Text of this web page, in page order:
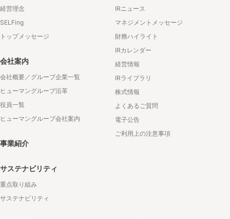
経営理念
SELFing
トップメッセージ
会社案内
会社概要／グループ企業一覧
ヒューマングループ沿革
役員一覧
ヒューマングループ会社案内
事業紹介
サステナビリティ
重点取り組み
サステナビリティ
IRニュース
マネジメントメッセージ
財務ハイライト
IRカレンダー
経営情報
IRライブラリ
株式情報
よくあるご質問
電子公告
ご利用上の注意事項